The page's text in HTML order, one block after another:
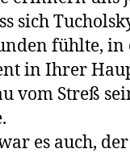
sich
fühlte, in
in Ihrer
vom Streß
es auch,